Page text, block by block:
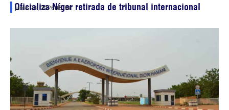
Oficializa Níger retirada de tribunal internacional
junio 24, 202606:39